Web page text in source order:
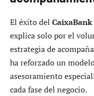
El éxito del
explica solo por el
estrategia de
ha reforzado un
asesoramiento
cada fase del negocio.